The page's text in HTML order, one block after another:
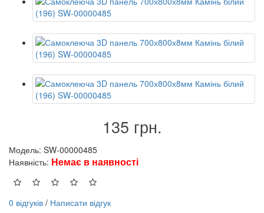
135 грн.
Модель: SW-00000485
Наявність: Немає в наявності
0 відгуків / Написати відгук